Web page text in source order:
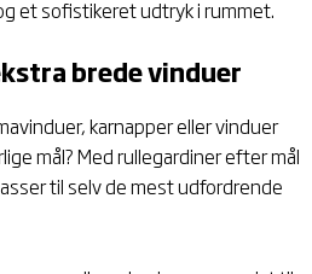
et sofistikeret udtryk i rummet.
brede vinduer
karnapper eller vinduer
mål? Med rullegardiner efter mål
til selv de mest udfordrende